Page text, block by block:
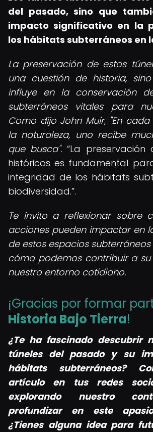
del pasado, sino que
impacto significativo en la
los hábitats subterráneos en
La preservación de estos
una cuestión de historia,
influye en la conservación
subterráneos vitales para
Como dijo John Muir, "En
la naturaleza, uno recibe
que busca".
La preservación
históricos es fundamental
integridad de los hábitats
biodiversidad. .
Te invito a reflexionar sobre
acciones pueden impactar en
de estos espacios
cómo podemos contribuir a
nuestro entorno cotidiano.
¡Gracias por formar
Historia Bajo Tierra!
¿Te ha fascinado descubrir
túneles del pasado y su
hábitats subterráneos?
artículo en tus redes
explorando nuestro
profundizar en este
¿Tienes alguna idea para